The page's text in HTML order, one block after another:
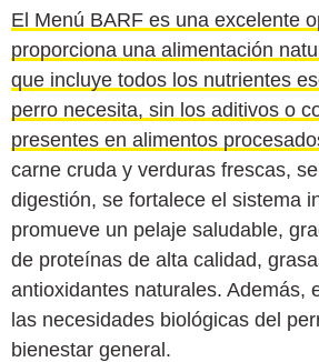
El Menú BARF es una excelente
proporciona una alimentación
que incluye todos los nutrientes
perro necesita, sin los aditivos o
presentes en alimentos
carne cruda y verduras frescas,
digestión, se fortalece el sistema
promueve un pelaje saludable,
de proteínas de alta calidad,
antioxidantes naturales. Además,
las necesidades biológicas del
bienestar general.